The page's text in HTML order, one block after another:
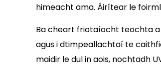
himeacht ama. Áirítear le
Ba cheart friotaíocht teochta
agus i dtimpeallachtaí te
maidir le dul in aois, nochtadh